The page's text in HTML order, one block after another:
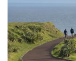
CONTACT